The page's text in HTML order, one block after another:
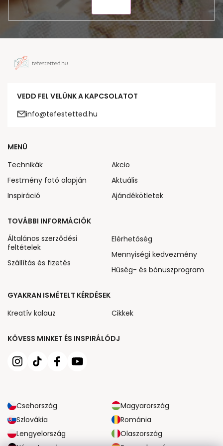
VEDD FEL VELÜNK A KAPCSOLATOT
info@tefestetted.hu
KÖVESS MINKET ÉS INSPIRÁLÓDJ
Csehország
Magyarország
Szlovákia
Románia
Lengyelország
Olaszország
MENÜ
Technikák
Festmény fotó alapján
Inspiráció
Akcio
Aktuális
Ajándékötletek
TOVÁBBI INFORMÁCIÓK
Általános szerződési
feltételek
Szállítás és fizetés
Elérhetőség
Mennyiségi kedvezmény
Hűség- és bónuszprogram
GYAKRAN ISMÉTELT KÉRDÉSEK
Kreatív kalauz
Cikkek